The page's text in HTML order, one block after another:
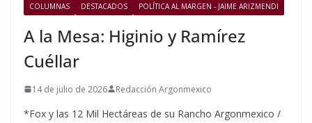
COLUMNAS DESTACADOS POLÍTICA AL MARGEN - JAIME ARIZMENDI
A la Mesa: Higinio y Ramírez
Cuéllar
14 de julio de 2026 Redacción Argonmexico
*Fox y las 12 Mil Hectáreas de su Rancho Argonmexico /